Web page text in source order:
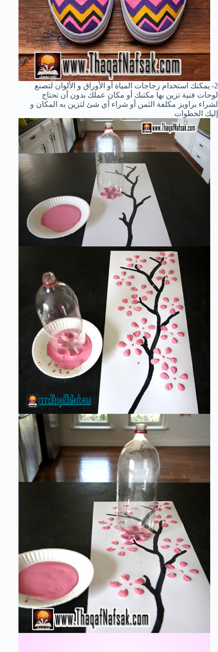
2- يمكنك استخدام زجاجات المياة أو الأوراق و الألوان لتصنع
لوحات فنية تزين بها مكتبك أو مكان عملك بدون أن تحتاج
لشراء براويز مكلفة الثمن أو شراء أي شئ لتزين به المكان و
إليك الخطوات